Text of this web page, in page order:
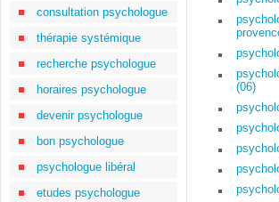
consultation psychologue
thérapie systémique
recherche psychologue
horaires psychologue
devenir psychologue
bon psychologue
psychologue libéral
etudes psychologue
(06)